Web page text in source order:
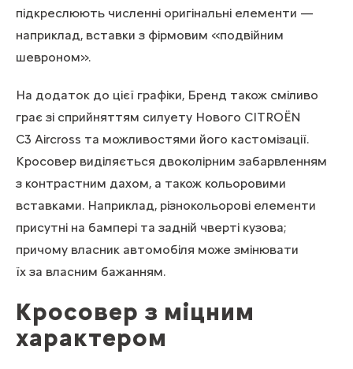
підкреслюють численні оригінальні елементи —
наприклад, вставки з фірмовим «подвійним
шевроном».
На додаток до цієї графіки, Бренд також сміливо
грає зі сприйняттям силуету Нового CITROЁN
C3 Aircross та можливостями його кастомізації.
Кросовер виділяється двоколірним забарвленням
з контрастним дахом, а також кольоровими
вставками. Наприклад, різнокольорові елементи
присутні на бампері та задній чверті кузова;
причому власник автомобіля може змінювати
їх за власним бажанням.
Кросовер з міцним
характером